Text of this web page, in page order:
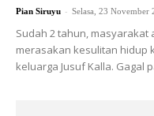
Pian Siruyu - Selasa, 23 November
Sudah 2 tahun, masyarakat
merasakan kesulitan hidup
keluarga Jusuf Kalla. Gagal